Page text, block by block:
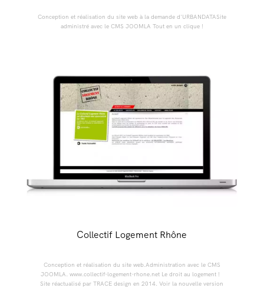
Conception et réalisation du site web à la demande d'URBANDATASite
administré avec le CMS JOOMLA Tout en un clique !
Collectif Logement Rhône
Conception et réalisation du site web.Administration avec le CMS
JOOMLA. www.collectif-logement-rhone.net Le droit au logement !
Site réactualisé par TRACE design en 2014. Voir la nouvelle version